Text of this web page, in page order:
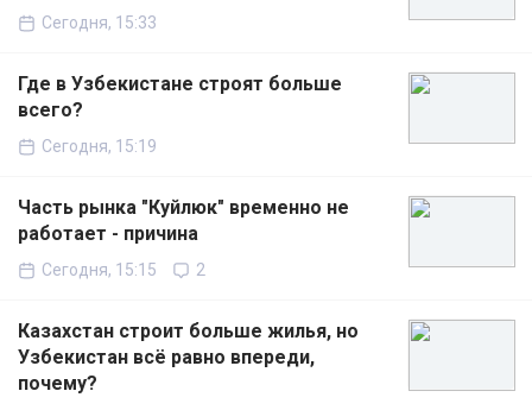
Сегодня, 15:33
Где в Узбекистане строят больше
всего?
Сегодня, 15:19
Часть рынка "Куйлюк" временно не
работает - причина
Сегодня, 15:15 2
Казахстан строит больше жилья, но
Узбекистан всё равно впереди,
почему?